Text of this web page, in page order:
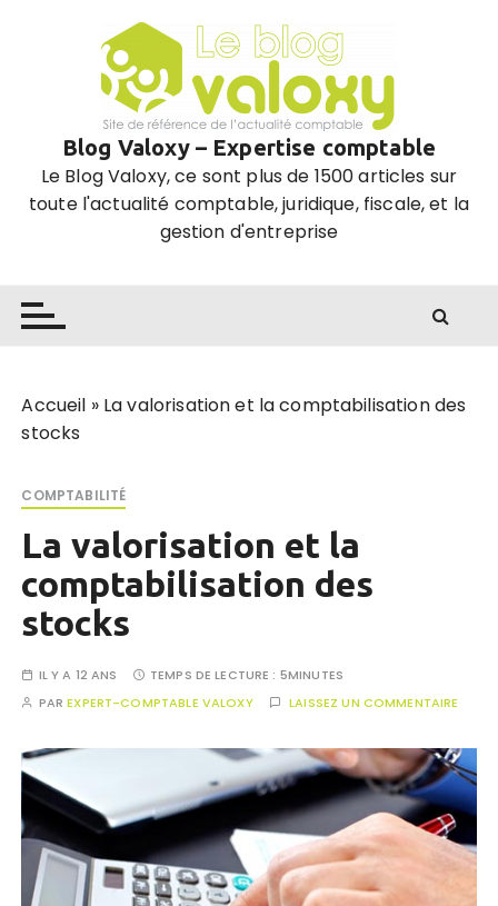
Blog Valoxy – Expertise comptable
Le Blog Valoxy, ce sont plus de 1500 articles sur
toute l'actualité comptable, juridique, fiscale, et la
gestion d'entreprise
Accueil » La valorisation et la comptabilisation des
stocks
COMPTABILITÉ
La valorisation et la
comptabilisation des
stocks
IL Y A 12 ANS TEMPS DE LECTURE : 5MINUTES
PAREXPERT-COMPTABLE VALOXY LAISSEZ UN COMMENTAIRE